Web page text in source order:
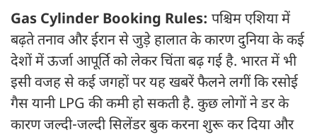
Gas Cylinder Booking Rules: पश्चिम एशिया में
बढ़ते तनाव और ईरान से जुड़े हालात के कारण दुनिया के कई
देशों में ऊर्जा आपूर्ति को लेकर चिंता बढ़ गई है. भारत में भी
इसी वजह से कई जगहों पर यह खबरें फैलने लगीं कि रसोई
गैस यानी LPG की कमी हो सकती है. कुछ लोगों ने डर के
कारण जल्दी-जल्दी सिलेंडर बुक करना शुरू कर दिया और